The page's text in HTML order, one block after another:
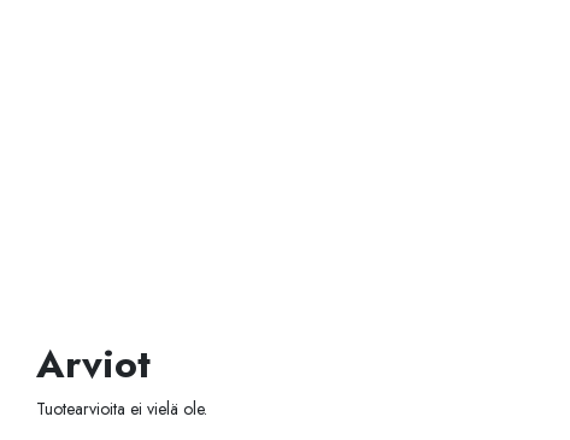
Arviot
Tuotearvioita ei vielä ole.